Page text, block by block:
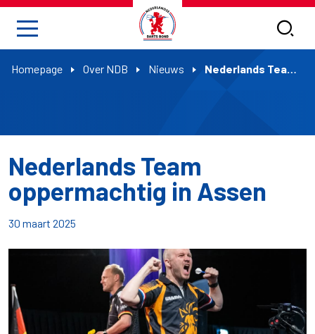
Homepage Over NDB Nieuws Nederlands Team oppermachtig in Assen
Nederlands Team
oppermachtig in Assen
30 maart 2025